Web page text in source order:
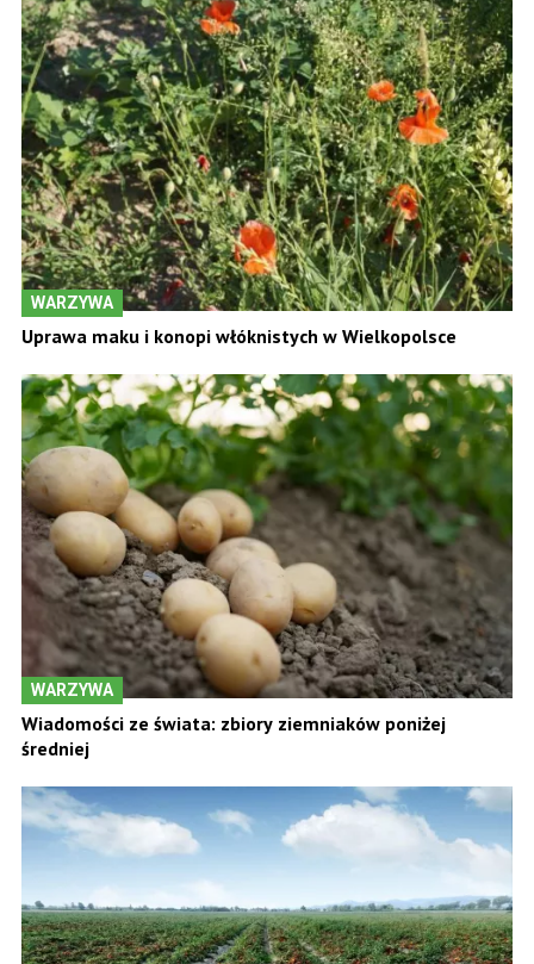
WARZYWA
Uprawa maku i konopi włóknistych w Wielkopolsce
WARZYWA
Wiadomości ze świata: zbiory ziemniaków poniżej
średniej